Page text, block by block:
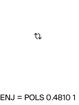
1
ENJ = POLS 0.4810